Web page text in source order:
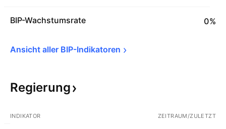
BIP-Wachstumsrate 0%
Ansicht aller BIP-Indikatoren
Regierung
INDIKATOR ZEITRAUM/ZULETZT